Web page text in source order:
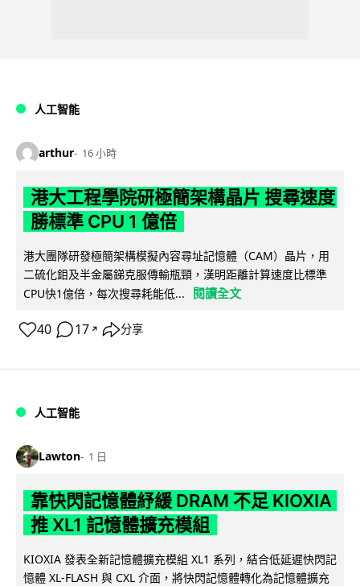
人工智能
arthur 16 小時
港大工程學院研極簡架構晶片 搜尋速度
勝標準 CPU 1 億倍
港大團隊研發極簡架構模擬內容尋址記憶體（CAM）晶片，用
二硫化鉬及半金屬銻克服傳輸瓶頸，漢明距離計算速度比標準
CPU快1億倍，每次搜尋耗能低...
閱讀全文
40 17 ↗ 分享
人工智能
Lawton 1 日
靠快閃記憶體紓緩 DRAM 不足 KIOXIA
推 XL1 記憶體擴充模組
KIOXIA 發表全新記憶體擴充模組 XL1 系列，結合低延遲快閃記
憶體 XL-FLASH 與 CXL 介面，將快閃記憶體轉化為記憶體擴充